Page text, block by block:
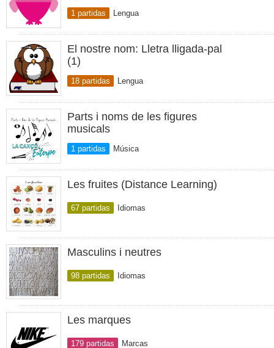
1 partidas Lengua
El nostre nom: Lletra lligada-pal
(1)
18 partidas Lengua
Parts i noms de les figures
musicals
1 partidas Música
Les fruites (Distance Learning)
67 partidas Idiomas
Masculins i neutres
98 partidas Idiomas
Les marques
179 partidas Marcas